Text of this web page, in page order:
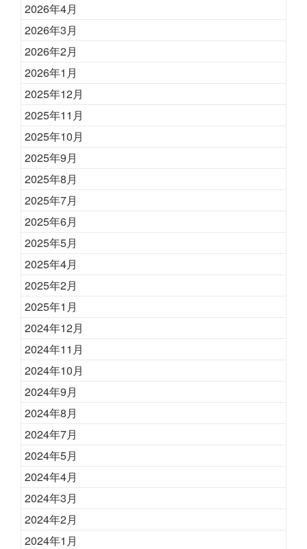
2026年4月
2026年3月
2026年2月
2026年1月
2025年12月
2025年11月
2025年10月
2025年9月
2025年8月
2025年7月
2025年6月
2025年5月
2025年4月
2025年2月
2025年1月
2024年12月
2024年11月
2024年10月
2024年9月
2024年8月
2024年7月
2024年5月
2024年4月
2024年3月
2024年2月
2024年1月